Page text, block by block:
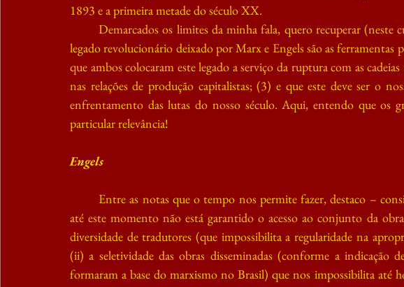
1893 e a primeira metade do século XX.
Demarcados os limites da minha fala, quero recuperar
legado revolucionário deixado por Marx e Engels são as ferramentas
que ambos colocaram este legado a serviço da ruptura com as
nas relações de produção capitalistas; (3) e que este deve ser o
enfrentamento das lutas do nosso século. Aqui, entendo que os
particular relevância!
Engels
Entre as notas que o tempo nos permite fazer, destaco –
até este momento não está garantido o acesso ao conjunto da
diversidade de tradutores (que impossibilita a regularidade na
(ii) a seletividade das obras disseminadas (conforme a indicação
formaram a base do marxismo no Brasil) que nos impossibilita até